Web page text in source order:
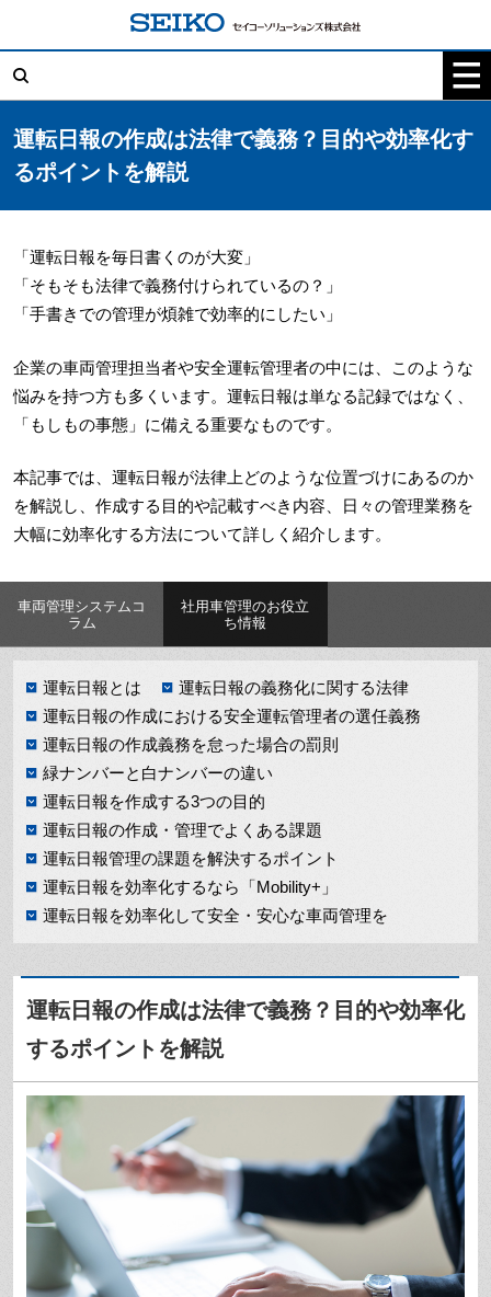
索:
運転日報の作成は法律で義務？目的や効率化す
るポイントを解説
「運転日報を毎日書くのが大変」
「そもそも法律で義務付けられているの？」
「手書きでの管理が煩雑で効率的にしたい」
企業の車両管理担当者や安全運転管理者の中には、このような
悩みを持つ方も多くいます。運転日報は単なる記録ではなく、
「もしもの事態」に備える重要なものです。
本記事では、運転日報が法律上どのような位置づけにあるのか
を解説し、作成する目的や記載すべき内容、日々の管理業務を
大幅に効率化する方法について詳しく紹介します。
車両管理システムコ
ラム
社用車管理のお役立
ち情報
運転日報とは
運転日報の義務化に関する法律
運転日報の作成における安全運転管理者の選任義務
運転日報の作成義務を怠った場合の罰則
緑ナンバーと白ナンバーの違い
運転日報を作成する3つの目的
運転日報の作成・管理でよくある課題
運転日報管理の課題を解決するポイント
運転日報を効率化するなら「Mobility+」
運転日報を効率化して安全・安心な車両管理を
運転日報の作成は法律で義務？目的や効率化
するポイントを解説